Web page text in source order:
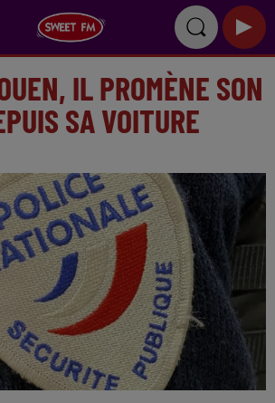
IL PROMÈNE SON
SA VOITURE